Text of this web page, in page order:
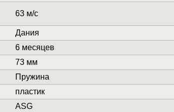
63 м/с
Дания
6 месяцев
73 мм
Пружина
пластик
ASG